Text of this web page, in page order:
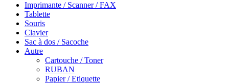
Imprimante / Scanner / FAX
Tablette
Souris
Clavier
Sac à dos / Sacoche
Autre
Cartouche / Toner
RUBAN
Papier / Etiquette